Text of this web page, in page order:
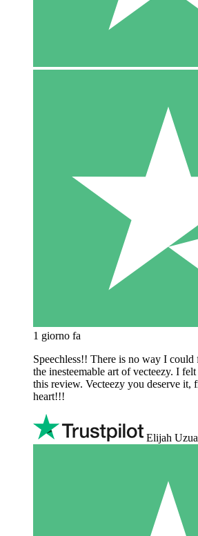
1 giorno fa
Speechless!! There is no way I
the inesteemable art of vecteezy. I
this review. Vecteezy you deserve it,
heart!!!
Elijah